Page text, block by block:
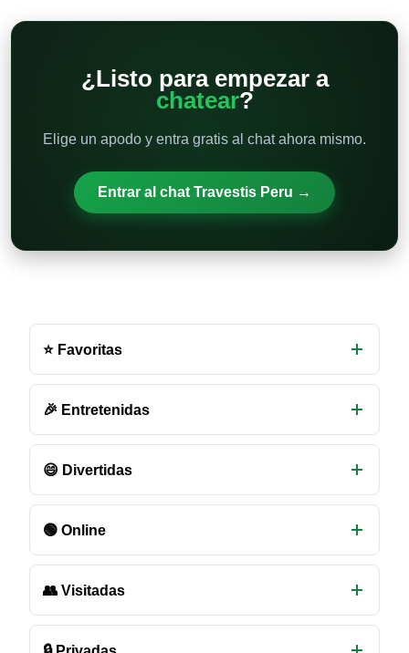
¿Listo para empezar a
chatear?
Elige un apodo y entra gratis al chat ahora mismo.
Entrar al chat Travestis Peru →
de
chat
disponibles
⭐ Favoritas
🎉 Entretenidas
😄 Divertidas
🟢 Online
👥 Visitadas